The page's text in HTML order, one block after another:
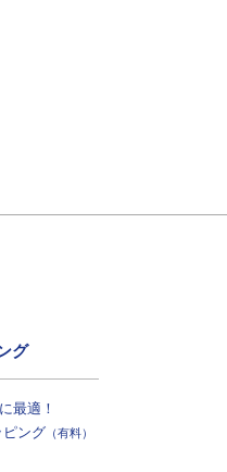
グ
最適！
ング （有料）